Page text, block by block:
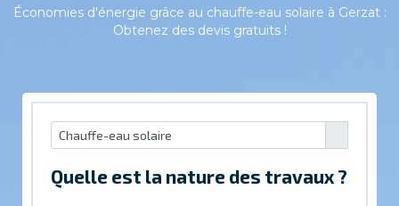
Économies d'énergie grâce au chauffe-eau solaire à Gerzat :
Obtenez des devis gratuits !